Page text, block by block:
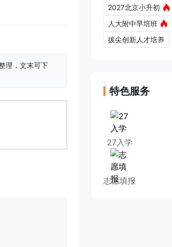
理，文末可下
2027北京小升初
人大附中早培班
拔尖创新人才培养
特色服务
27入学
志愿填报